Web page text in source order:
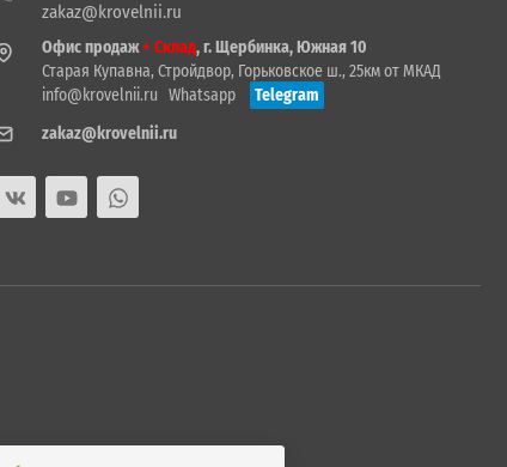
zakaz@krovelnii.ru
Офис продаж+ Склад, г. Щербинка, Южная 10
Старая Купавна, Стройдвор, Горьковское ш., 25км от МКАД
info@krovelnii.ru
Whatsapp
Telegram
zakaz@krovelnii.ru